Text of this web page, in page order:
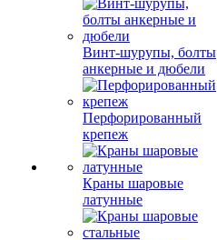
Винт-шурупы, болты
анкерные и дюбели
Перфорированный
крепеж
Краны шаровые
латунные